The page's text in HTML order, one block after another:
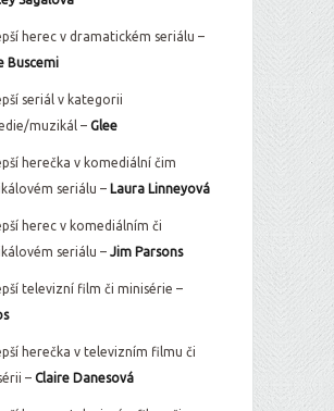
herec v dramatickém seriálu –
Buscemi
seriál v kategorii
muzikál – Glee
herečka v komediální čim
seriálu – Laura Linneyová
herec v komediálním či
seriálu – Jim Parsons
televizní film či minisérie –
herečka v televizním filmu či
– Claire Danesová